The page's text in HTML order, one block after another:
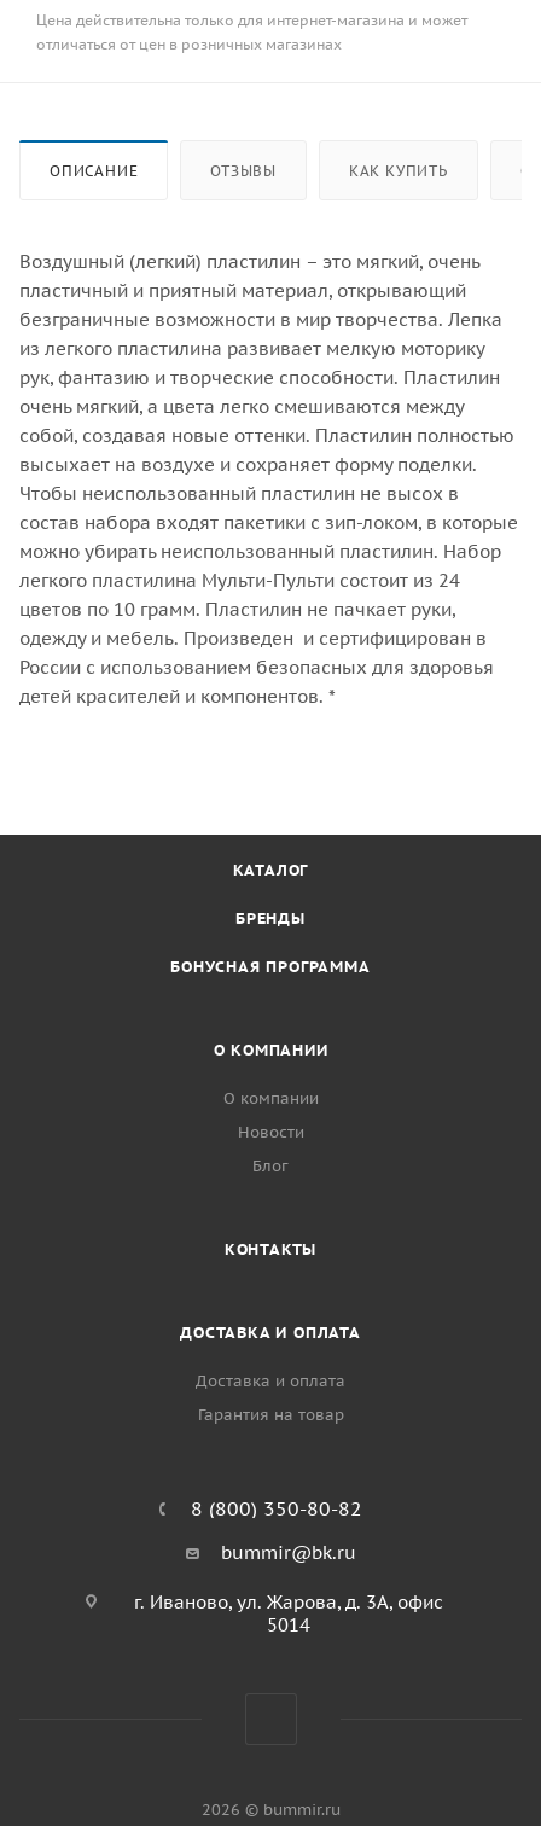
Цена действительна только для интернет-магазина и может
отличаться от цен в розничных магазинах
ОПИСАНИЕ ОТЗЫВЫ КАК КУПИТЬ
Воздушный (легкий) пластилин – это мягкий, очень
пластичный и приятный материал, открывающий
безграничные возможности в мир творчества. Лепка
из легкого пластилина развивает мелкую моторику
рук, фантазию и творческие способности. Пластилин
очень мягкий, а цвета легко смешиваются между
собой, создавая новые оттенки. Пластилин полностью
высыхает на воздухе и сохраняет форму поделки.
Чтобы неиспользованный пластилин не высох в
состав набора входят пакетики с зип-локом, в которые
можно убирать неиспользованный пластилин. Набор
легкого пластилина Мульти-Пульти состоит из 24
цветов по 10 грамм. Пластилин не пачкает руки,
одежду и мебель. Произведен и сертифицирован в
России с использованием безопасных для здоровья
детей красителей и компонентов. *
КАТАЛОГ
БРЕНДЫ
БОНУСНАЯ ПРОГРАММА
О КОМПАНИИ
О компании
Новости
Блог
КОНТАКТЫ
ДОСТАВКА И ОПЛАТА
Доставка и оплата
Гарантия на товар
8 (800) 350-80-82
bummir@bk.ru
г. Иваново, ул. Жарова, д. 3А, офис
5014
2026 © bummir.ru